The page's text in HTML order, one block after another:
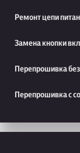
Ремонт цепи
Замена кнопки
Перепрошивка
Перепрошивка с